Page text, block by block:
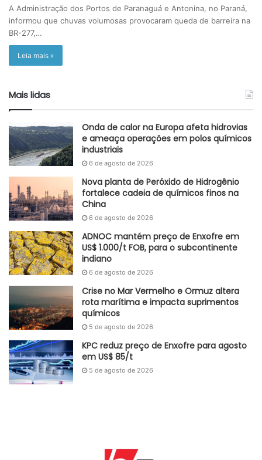
A Administração dos Portos de Paranaguá e Antonina, no Paraná,
informou que chuvas volumosas provocaram queda de barreira na
BR-277,…
Leia mais »
Mais lidas
Onda de calor na Europa afeta hidrovias
e ameaça operações em polos químicos
industriais
6 de agosto de 2026
Nova planta de Peróxido de Hidrogênio
fortalece cadeia de químicos finos na
China
6 de agosto de 2026
ADNOC mantém preço de Enxofre em
US$ 1.000/t FOB, para o subcontinente
indiano
6 de agosto de 2026
Crise no Mar Vermelho e Ormuz altera
rota marítima e impacta suprimentos
químicos
5 de agosto de 2026
KPC reduz preço de Enxofre para agosto
em US$ 85/t
5 de agosto de 2026